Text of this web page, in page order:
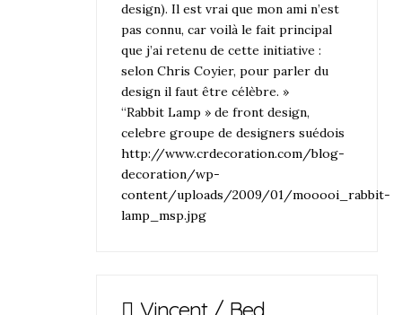
design). Il est vrai que mon ami n’est
pas connu, car voilà le fait principal
que j’ai retenu de cette initiative :
selon Chris Coyier, pour parler du
design il faut être célèbre. »
“Rabbit Lamp » de front design,
celebre groupe de designers suédois
http://www.crdecoration.com/blog-
decoration/wp-
content/uploads/2009/01/mooooi_rabbit-
lamp_msp.jpg